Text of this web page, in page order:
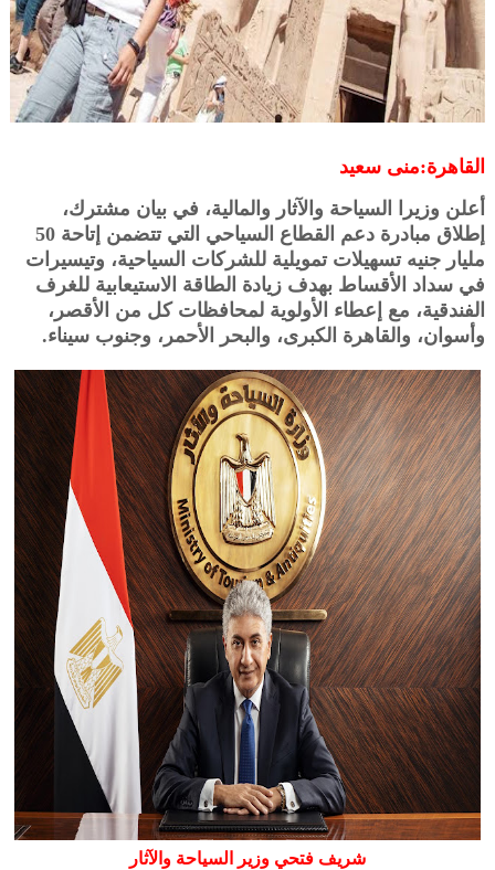
القاهرة:منى سعيد
أعلن وزيرا السياحة والآثار والمالية، في بيان مشترك،
إطلاق مبادرة دعم القطاع السياحي التي تتضمن إتاحة 50
مليار جنيه تسهيلات تمويلية للشركات السياحية، وتيسيرات
في سداد الأقساط بهدف زيادة الطاقة الاستيعابية للغرف
الفندقية، مع إعطاء الأولوية لمحافظات كل من الأقصر،
وأسوان، والقاهرة الكبرى، والبحر الأحمر، وجنوب سيناء.
شريف فتحي وزير السياحة والآثار